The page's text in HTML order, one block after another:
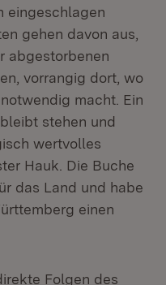
eingeschlagen
gehen davon aus,
abgestorbenen
vorrangig dort, wo
macht. Ein
stehen und
wertvolles
Hauk. Die Buche
das Land und habe
einen
Folgen des